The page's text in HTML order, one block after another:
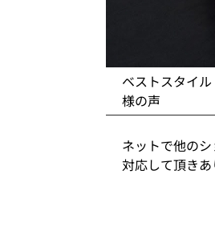
ベストスタイ
様の声
ネットで他の
対応して頂きあ